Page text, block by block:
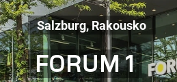
Salzburg, Rakousko
FORUM 1